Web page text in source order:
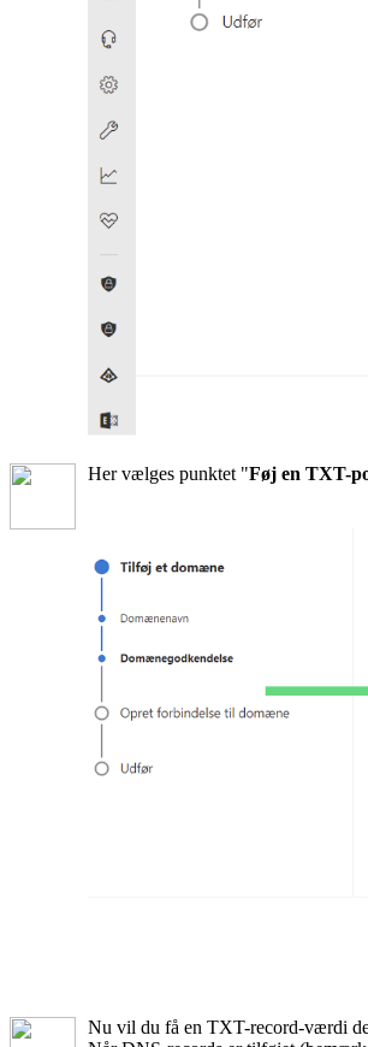
Her vælges punktet "Føj en TXT-
Nu vil du få en TXT-record-værdi